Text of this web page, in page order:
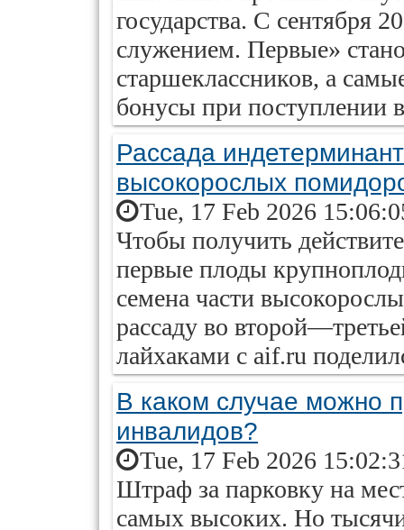
государства. С сентября
служением. Первые»
старшеклассников, а
бонусы при поступлении
Рассада
высокорослых
Tue, 17 Feb 2026
Чтобы получить
первые плоды
семена части
рассаду во
лайхаками с aif.ru
В каком случае можно
инвалидов?
Tue, 17 Feb 2026
Штраф за парковку на
самых высоких. Но